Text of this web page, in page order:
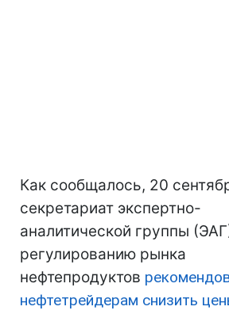
Как сообщалось, 20
секретариат экспертно-
аналитической группы
регулированию рынка
нефтепродуктов
нефтетрейдерам снизить